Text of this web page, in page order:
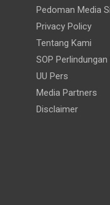
Pedoman Media
Privacy Policy
Tentang Kami
SOP
UU Pers
Media Partners
Disclaimer